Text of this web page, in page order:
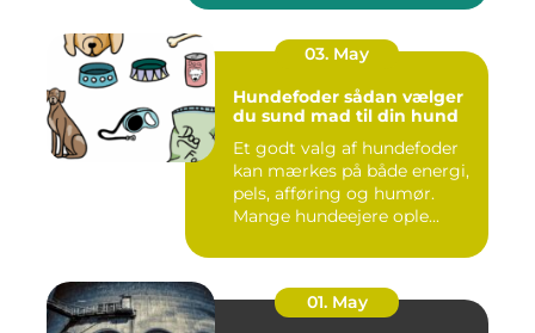
03. May
Hundefoder sådan vælger
du sund mad til din hund
Et godt valg af hundefoder
kan mærkes på både energi,
pels, afføring og humør.
Mange hundeejere ople...
01. May